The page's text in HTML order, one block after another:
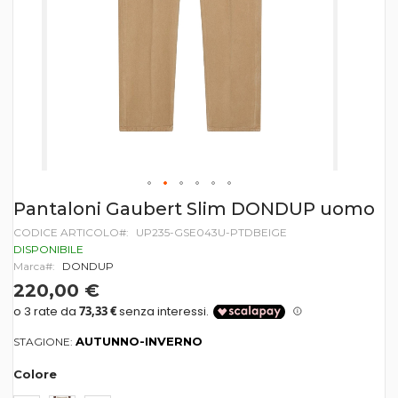
Vai
all'inizio
della
galleria
di
Pantaloni Gaubert Slim DONDUP uomo
CODICE ARTICOLO
UP235-GSE043U-PTDBEIGE
DISPONIBILE
Marca
DONDUP
220,00 €
STAGIONE: AUTUNNO-INVERNO
Colore